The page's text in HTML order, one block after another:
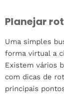
Planejar
Uma simples
forma virtual a
Existem vários
com dicas de
principais